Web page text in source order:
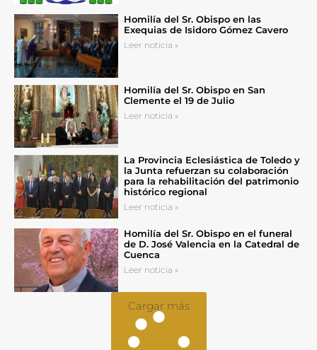
Homilía del Sr. Obispo en las
Exequias de Isidoro Gómez Cavero
Leer noticia »
Homilía del Sr. Obispo en San
Clemente el 19 de Julio
Leer noticia »
La Provincia Eclesiástica de Toledo y
la Junta refuerzan su colaboración
para la rehabilitación del patrimonio
histórico regional
Leer noticia »
Homilía del Sr. Obispo en el funeral
de D. José Valencia en la Catedral de
Cuenca
Leer noticia »
Cargar más